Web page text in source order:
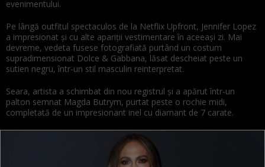
evenimentului.
Pe lângă outfitul spectaculos de la Netflix Upfront, Jennifer Lopez
a impresionat și cu alte apariții vestimentare în aceeași zi. Mai
devreme, vedeta fusese fotografiată purtând un costum
supradimensionat Dolce & Gabbana, lăsat descheiat peste un
sutien negru, într-un stil masculin reinterpretat.
Seara, artista a schimbat din nou registrul și a apărut într-un
palton semnat Magda Butrym, purtat peste o rochie midi,
completată de un impresionant inel cu diamant de 7 carate.